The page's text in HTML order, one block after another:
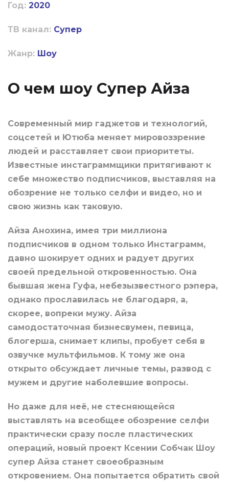
Год: 2020
ТВ канал: Супер
Жанр: Шоу
О чем шоу Супер Айза
Современный мир гаджетов и технологий,
соцсетей и Ютюба меняет мировоззрение
людей и расставляет свои приоритеты.
Известные инстаграммщики притягивают к
себе множество подписчиков, выставляя на
обозрение не только селфи и видео, но и
свою жизнь как таковую.
Айза Анохина, имея три миллиона
подписчиков в одном только Инстаграмм,
давно шокирует одних и радует других
своей предельной откровенностью. Она
бывшая жена Гуфа, небезызвестного рэпера,
однако прославилась не благодаря, а,
скорее, вопреки мужу. Айза
самодостаточная бизнесвумен, певица,
блогерша, снимает клипы, пробует себя в
озвучке мультфильмов. К тому же она
открыто обсуждает личные темы, развод с
мужем и другие наболевшие вопросы.
Но даже для неё, не стесняющейся
выставлять на всеобщее обозрение селфи
практически сразу после пластических
операций, новый проект Ксении Собчак Шоу
супер Айза станет своеобразным
откровением. Она попытается обратить свой